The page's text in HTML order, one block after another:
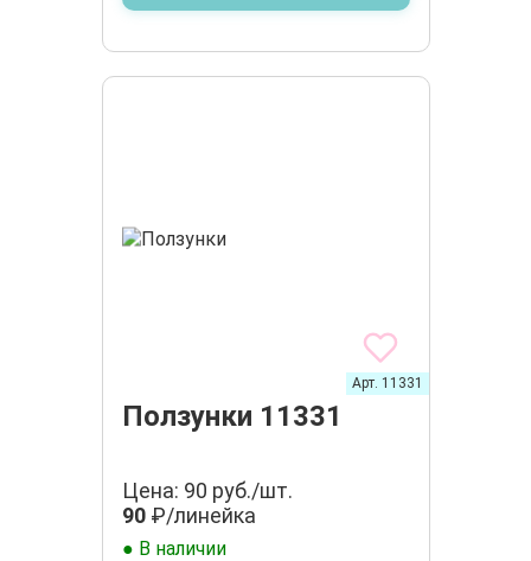
Ползунки 11331
Арт. 11331
Цена: 90 руб./шт.
90₽/линейка
● В наличии